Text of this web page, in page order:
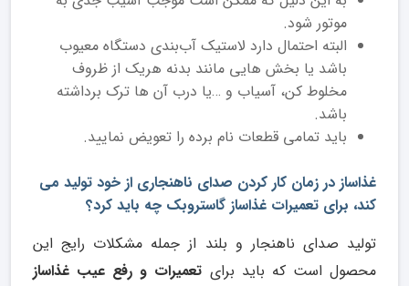
موتور شود.
البته احتمال دارد لاستیک آب‌بندی دستگاه معیوب
باشد یا بخش‌ هایی مانند بدنه هریک از ظروف
مخلوط ‌کن، آسیاب و …یا درب آن ‌‌‌‌‌‌‌‌ها ترک برداشته
باشد.
باید تمامی قطعات نام برده را تعویض نمایید.
غذاساز در زمان کار کردن صدای ناهنجاری از خود تولید می
کند، برای تعمیرات غذاساز گاستروبک چه باید کرد؟
تولید صدای ناهنجار و بلند از جمله مشکلات رایج این
محصول است که باید برای تعمیرات و رفع عیب غذاساز